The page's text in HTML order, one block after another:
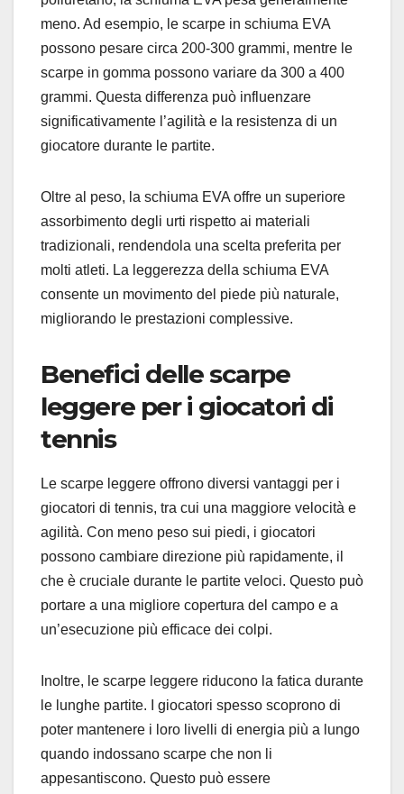
meno. Ad esempio, le scarpe in schiuma EVA
possono pesare circa 200-300 grammi, mentre le
scarpe in gomma possono variare da 300 a 400
grammi. Questa differenza può influenzare
significativamente l’agilità e la resistenza di un
giocatore durante le partite.
Oltre al peso, la schiuma EVA offre un superiore
assorbimento degli urti rispetto ai materiali
tradizionali, rendendola una scelta preferita per
molti atleti. La leggerezza della schiuma EVA
consente un movimento del piede più naturale,
migliorando le prestazioni complessive.
Benefici delle scarpe
leggere per i giocatori di
tennis
Le scarpe leggere offrono diversi vantaggi per i
giocatori di tennis, tra cui una maggiore velocità e
agilità. Con meno peso sui piedi, i giocatori
possono cambiare direzione più rapidamente, il
che è cruciale durante le partite veloci. Questo può
portare a una migliore copertura del campo e a
un’esecuzione più efficace dei colpi.
Inoltre, le scarpe leggere riducono la fatica durante
le lunghe partite. I giocatori spesso scoprono di
poter mantenere i loro livelli di energia più a lungo
quando indossano scarpe che non li
appesantiscono. Questo può essere